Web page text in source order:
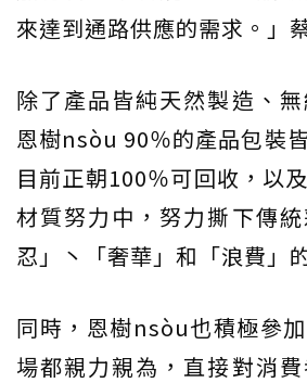
來達到通路供應的需求。」
除了產品皆純天然製造、無
恩樹nsòu 90％的產品包裝
目前正朝100％可回收，以
材質努力中，努力撕下傳
忍」丶「奢華」和「浪費」
同時，恩樹nsòu也積極參
場都親力親為，直接對消